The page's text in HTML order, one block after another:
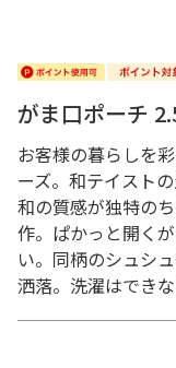
がま口ポーチ
お客様の暮らしを
ーズ。和テイスト
和の質感が独特の
作。ぱかっと開く
い。同柄のシュシ
洒落。洗濯はできな